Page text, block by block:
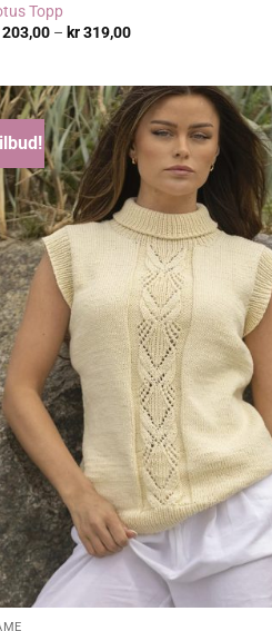
Topp
203,00 – kr319,00Prisområde: